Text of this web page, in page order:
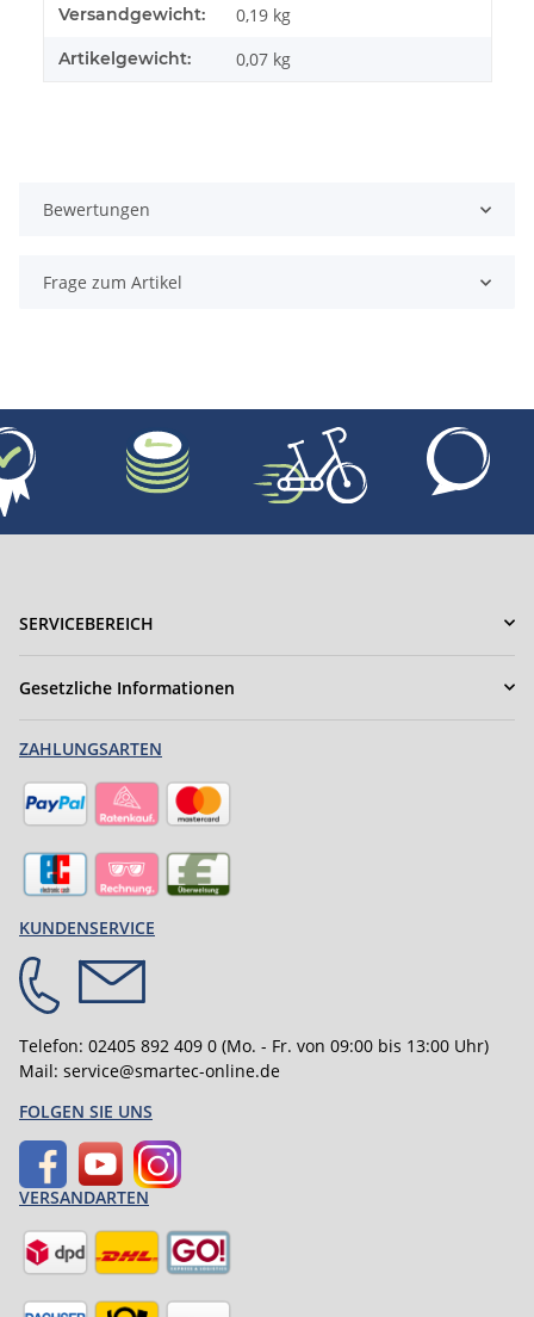
Produkteigenschaft
Wert
Versandgewicht: 0,19 kg
Artikelgewicht: 0,07 kg
Bewertungen
Frage zum Artikel
SERVICEBEREICH
Gesetzliche Informationen
ZAHLUNGSARTEN
KUNDENSERVICE
Telefon: 02405 892 409 0 (Mo. - Fr. von 09:00 bis 13:00 Uhr)
Mail: service@smartec-online.de
FOLGEN SIE UNS
VERSANDARTEN